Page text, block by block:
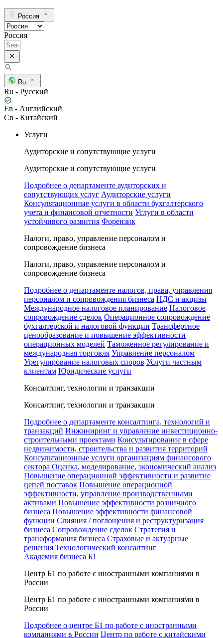
Россия
Россия
Ru
Ru - Русский
En - Английский
Cn - Китайский
Услуги
Аудиторские и сопутствующие услуги
Аудиторские и сопутствующие услуги
Подробнее о департаменте аудиторских и
сопутствующих услуг Аудиторские услуги
Консультационные услуги в области бухгалтерского
учета и финансовой отчетности Услуги в области
устойчивого развития Форензик
Налоги, право, управление персоналом и
сопровождение бизнеса
Налоги, право, управление персоналом и
сопровождение бизнеса
Подробнее о департаменте налогов, права, управления
персоналом и сопровождения бизнеса НДС и акцизы
Международное налоговое планирование Налоговое
сопровождение сделок Операционное сопровождение
бухгалтерской и налоговой функции Трансфертное
ценообразование и повышение эффективности
операционных моделей Таможенное регулирование и
международная торговля Управление персоналом
Урегулирование налоговых споров Услуги частным
клиентам Юридические услуги
Консалтинг, технологии и транзакции
Консалтинг, технологии и транзакции
Подробнее о департаменте консалтинга, технологий и
транзакций Инжиниринг и управление инвестиционно-
строительными проектами Консультирование в сфере
недвижимости, строительства и развития территорий
Консультационные услуги организациям финансового
сектора Оценка, моделирование, экономический анализ
Повышение операционной эффективности и развитие
цепей поставок Повышение операционной
эффективности, управление производственными
активами Повышение эффективности розничного
бизнеса Повышение эффективности финансовой
функции Слияния / поглощения и реструктуризация
бизнеса Сопровождение сделок Стратегия и
трансформация бизнеса Страховые и актуарные
решения Технологический консалтинг
Академия бизнеса Б1
Центр Б1 по работе с иностранными компаниями в
России
Центр Б1 по работе с иностранными компаниями в
России
Подробнее о центре Б1 по работе с иностранными
компаниями в России Центр по работе с китайскими